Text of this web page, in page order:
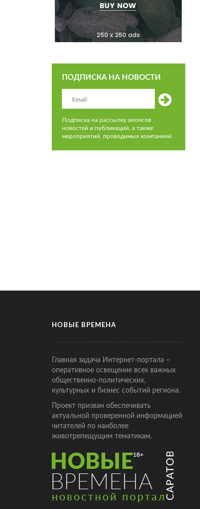
ПОДПИСКА НА НОВОСТИ
Подписка на рассылку анонсов
новостей и публикаций, а также
мероприятий, проводимых компанией.
НОВЫЕ ВРЕМЕНА
Главная задача Интернет-портала –
оперативное освещение всех важных
общественно-политических,
культурных и бизнес событий региона.
Проект призван обеспечивать
актуальной проверенной информацией
читателей по наиболее
животрепещущим тематикам.